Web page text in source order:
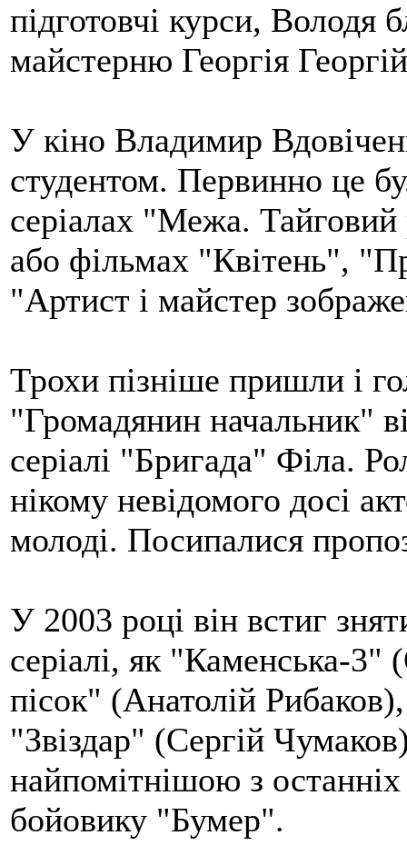
підготовчі курси, Володя
майстерню Георгія
У кіно Владимир
студентом. Первинно це
серіалах "Межа.
або фільмах "Квітень",
"Артист і майстер
Трохи пізніше пришли і
"Громадянин начальник"
серіалі "Бригада" Філа.
нікому невідомого досі
молоді. Посипалися
У 2003 році він встиг
серіалі, як "Каменська-
пісок" (Анатолій
"Звіздар" (Сергій
найпомітнішою з
бойовику "Бумер".